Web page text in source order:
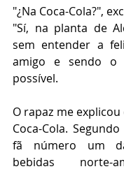
"¿Na Coca-Cola?",
"Sí, na planta de
sem entender a
amigo e sendo o
possível.
O rapaz me
Coca-Cola.
fã número um
bebidas norte-